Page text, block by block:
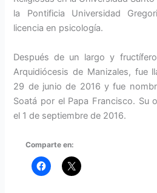
la Pontificia Universidad
licencia en psicología.
Después de un largo y
Arquidiócesis de Manizales, fue
29 de junio de 2016 y fue
Soatá por el Papa Francisco. Su
el 1 de septiembre de 2016.
Comparte en: